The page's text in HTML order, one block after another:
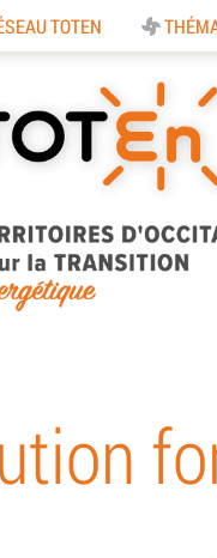
TOTEN
la